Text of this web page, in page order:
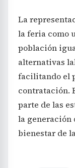
La
la feria como
población
alternativas
facilitando el
contratación.
parte de las
la generación
bienestar de